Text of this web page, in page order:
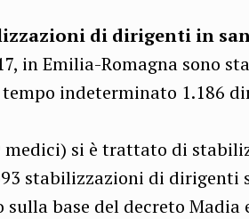
di dirigenti in
in Emilia-Romagna sono
tempo indeterminato 1.186
medici) si è trattato di
stabilizzazioni di dirigenti
sulla base del decreto Madia